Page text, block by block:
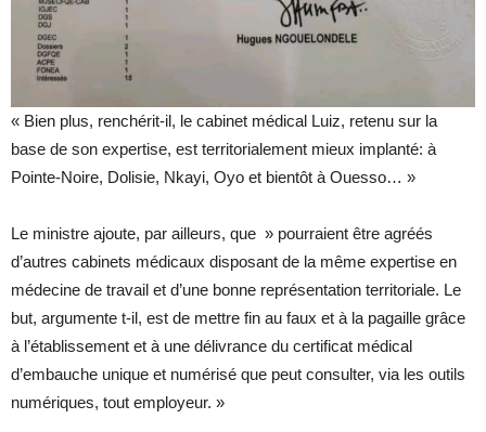
« Bien plus, renchérit-il, le cabinet médical Luiz, retenu sur la
base de son expertise, est territorialement mieux implanté: à
Pointe-Noire, Dolisie, Nkayi, Oyo et bientôt à Ouesso… »
Le ministre ajoute, par ailleurs, que » pourraient être agréés
d’autres cabinets médicaux disposant de la même expertise en
médecine de travail et d’une bonne représentation territoriale. Le
but, argumente t-il, est de mettre fin au faux et à la pagaille grâce
à l’établissement et à une délivrance du certificat médical
d’embauche unique et numérisé que peut consulter, via les outils
numériques, tout employeur. »